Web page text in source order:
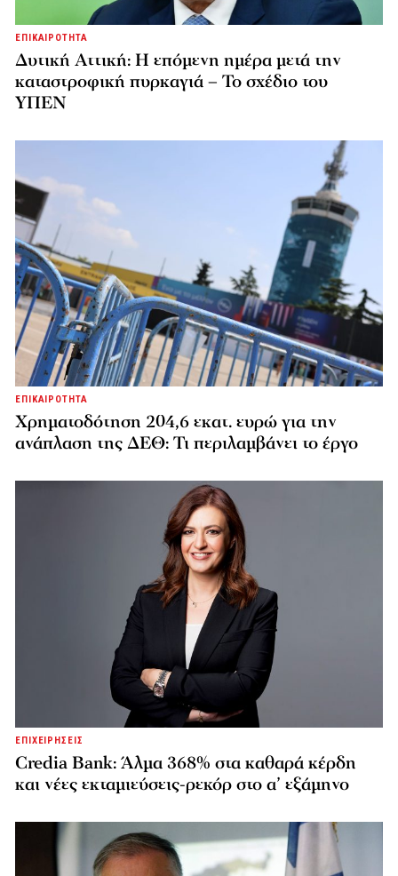
ΕΠΙΚΑΙΡΟΤΗΤΑ
Δυτική Αττική: Η επόμενη ημέρα μετά την
καταστροφική πυρκαγιά – Το σχέδιο του
ΥΠΕΝ
ΕΠΙΚΑΙΡΟΤΗΤΑ
Χρηματοδότηση 204,6 εκατ. ευρώ για την
ανάπλαση της ΔΕΘ: Τι περιλαμβάνει το έργο
ΕΠΙΧΕΙΡΗΣΕΙΣ
Credia Bank: Άλμα 368% στα καθαρά κέρδη
και νέες εκταμιεύσεις-ρεκόρ στο α’ εξάμηνο